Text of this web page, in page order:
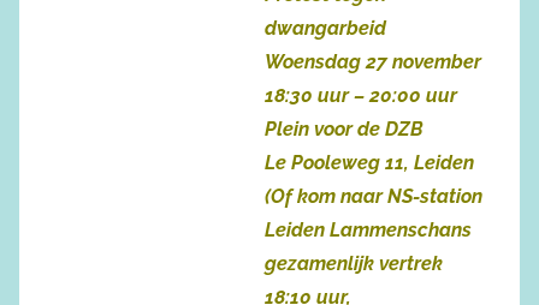
dwangarbeid
Woensdag 27 november
18:30 uur – 20:00 uur
Plein voor de DZB
Le Pooleweg 11, Leiden
(Of kom naar NS-station
Leiden Lammenschans
gezamenlijk vertrek
18:10 uur,